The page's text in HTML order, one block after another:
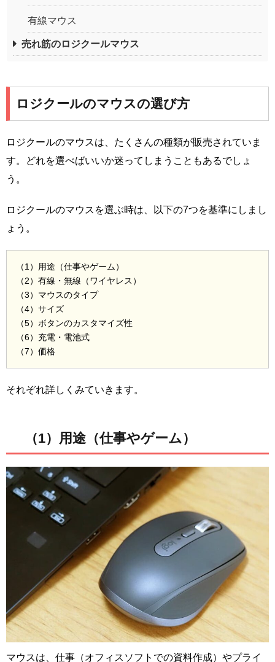
有線マウス
売れ筋のロジクールマウス
ロジクールのマウスの選び方
ロジクールのマウスは、たくさんの種類が販売されていま
す。どれを選べばいいか迷ってしまうこともあるでしょ
う。
ロジクールのマウスを選ぶ時は、以下の7つを基準にしまし
ょう。
（1）用途（仕事やゲーム）
（2）有線・無線（ワイヤレス）
（3）マウスのタイプ
（4）サイズ
（5）ボタンのカスタマイズ性
（6）充電・電池式
（7）価格
それぞれ詳しくみていきます。
（1）用途（仕事やゲーム）
マウスは、仕事（オフィスソフトでの資料作成）やプライ